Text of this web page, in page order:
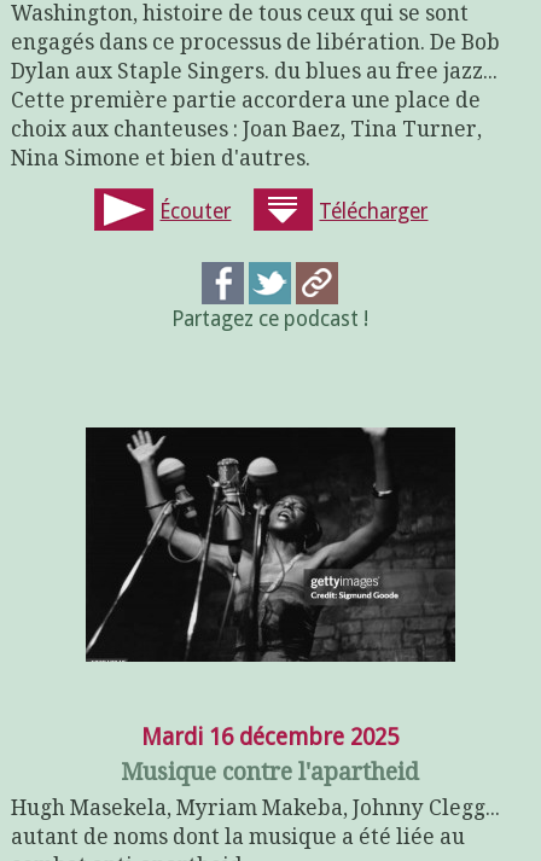
Washington, histoire de tous ceux qui se sont
engagés dans ce processus de libération. De Bob
Dylan aux Staple Singers. du blues au free jazz...
Cette première partie accordera une place de
choix aux chanteuses : Joan Baez, Tina Turner,
Nina Simone et bien d'autres.
Écouter Télécharger
Partagez ce podcast !
Mardi 16 décembre 2025
Musique contre l'apartheid
Hugh Masekela, Myriam Makeba, Johnny Clegg...
autant de noms dont la musique a été liée au